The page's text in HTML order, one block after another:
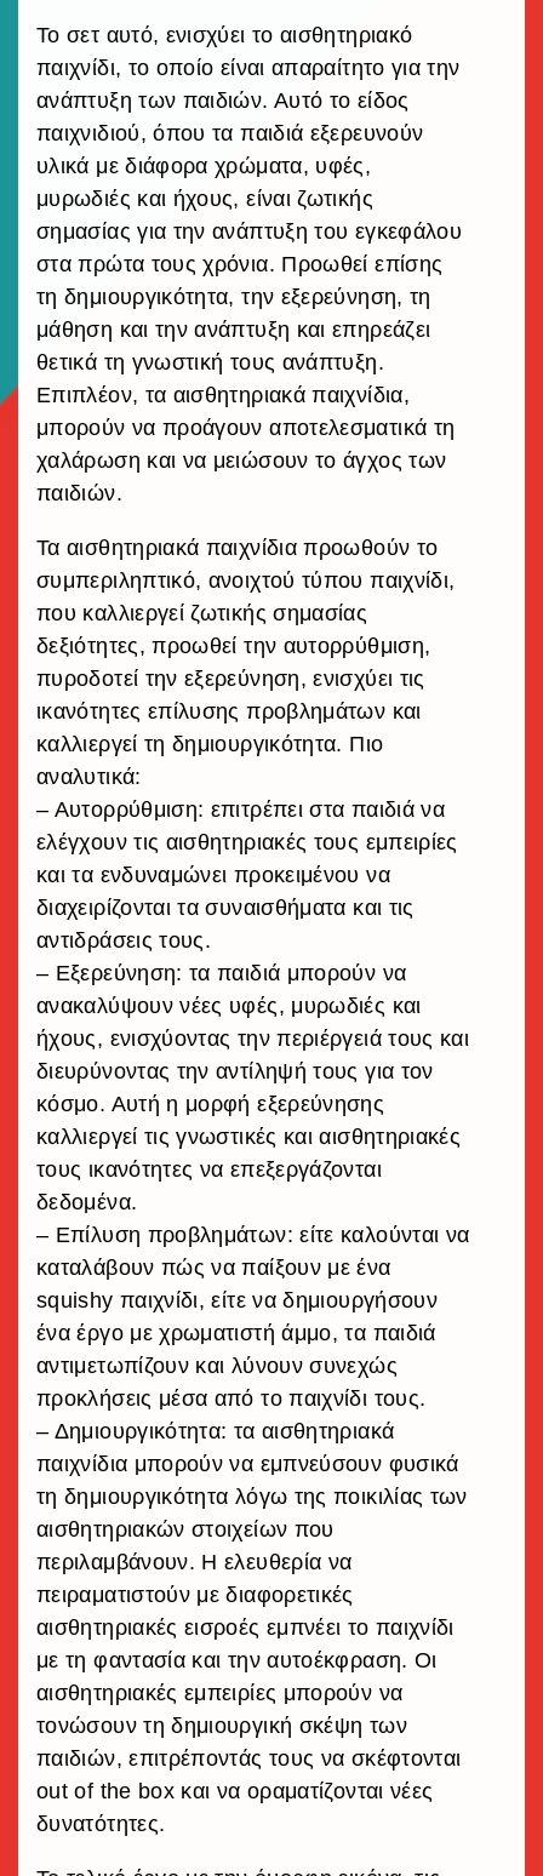
Το σετ αυτό, ενισχύει το αισθητηριακό
παιχνίδι, το οποίο είναι απαραίτητο για την
ανάπτυξη των παιδιών. Αυτό το είδος
παιχνιδιού, όπου τα παιδιά εξερευνούν
υλικά με διάφορα χρώματα, υφές,
μυρωδιές και ήχους, είναι ζωτικής
σημασίας για την ανάπτυξη του εγκεφάλου
στα πρώτα τους χρόνια. Προωθεί επίσης
τη δημιουργικότητα, την εξερεύνηση, τη
μάθηση και την ανάπτυξη και επηρεάζει
θετικά τη γνωστική τους ανάπτυξη.
Επιπλέον, τα αισθητηριακά παιχνίδια,
μπορούν να προάγουν αποτελεσματικά τη
χαλάρωση και να μειώσουν το άγχος των
παιδιών.
Τα αισθητηριακά παιχνίδια προωθούν το
συμπεριληπτικό, ανοιχτού τύπου παιχνίδι,
που καλλιεργεί ζωτικής σημασίας
δεξιότητες, προωθεί την αυτορρύθμιση,
πυροδοτεί την εξερεύνηση, ενισχύει τις
ικανότητες επίλυσης προβλημάτων και
καλλιεργεί τη δημιουργικότητα. Πιο
αναλυτικά:
– Αυτορρύθμιση: επιτρέπει στα παιδιά να
ελέγχουν τις αισθητηριακές τους εμπειρίες
και τα ενδυναμώνει προκειμένου να
διαχειρίζονται τα συναισθήματα και τις
αντιδράσεις τους.
– Εξερεύνηση: τα παιδιά μπορούν να
ανακαλύψουν νέες υφές, μυρωδιές και
ήχους, ενισχύοντας την περιέργειά τους και
διευρύνοντας την αντίληψή τους για τον
κόσμο. Αυτή η μορφή εξερεύνησης
καλλιεργεί τις γνωστικές και αισθητηριακές
τους ικανότητες να επεξεργάζονται
δεδομένα.
– Επίλυση προβλημάτων: είτε καλούνται να
καταλάβουν πώς να παίξουν με ένα
squishy παιχνίδι, είτε να δημιουργήσουν
ένα έργο με χρωματιστή άμμο, τα παιδιά
αντιμετωπίζουν και λύνουν συνεχώς
προκλήσεις μέσα από το παιχνίδι τους.
– Δημιουργικότητα: τα αισθητηριακά
παιχνίδια μπορούν να εμπνεύσουν φυσικά
τη δημιουργικότητα λόγω της ποικιλίας των
αισθητηριακών στοιχείων που
περιλαμβάνουν. Η ελευθερία να
πειραματιστούν με διαφορετικές
αισθητηριακές εισροές εμπνέει το παιχνίδι
με τη φαντασία και την αυτοέκφραση. Οι
αισθητηριακές εμπειρίες μπορούν να
τονώσουν τη δημιουργική σκέψη των
παιδιών, επιτρέποντάς τους να σκέφτονται
out of the box και να οραματίζονται νέες
δυνατότητες.